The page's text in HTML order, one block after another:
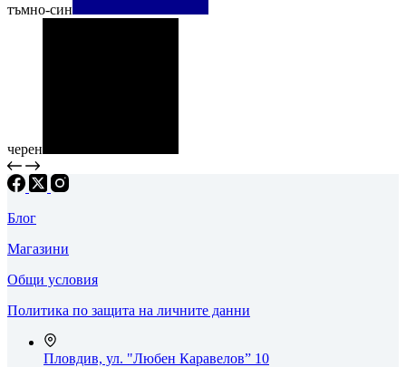
тъмно-син
черен
Блог
Магазини
Общи условия
Политика по защита на личните данни
Пловдив, ул. "Любен Каравелов” 10